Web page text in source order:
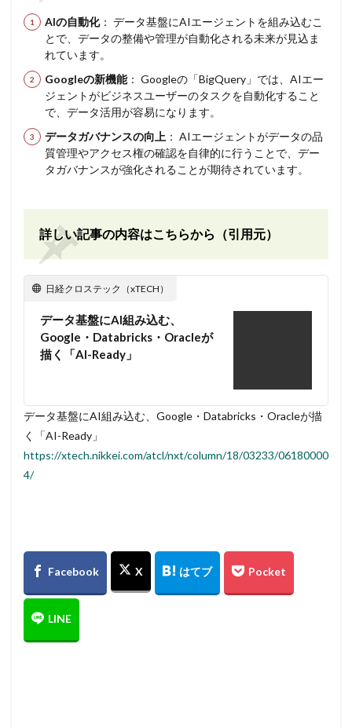
AIの自動化： データ基盤にAIエージェントを組み込むこ
とで、データの整備や管理が自動化される未来が見込ま
れています。
Googleの新機能： Googleの「BigQuery」では、AIエー
ジェントがビジネスユーザーのタスクを自動化すること
で、データ活用が容易になります。
データガバナンスの向上 ： AIエージェントがデータの品
質管理やアクセス権の確認を自律的に行うことで、デー
タガバナンスが強化されることが期待されています。
詳しい記事の内容はこちらから（引用元）
日経クロステック（xTECH）
データ基盤にAI組み込む、
Google・Databricks・Oracleが
描く「AI-Ready」
データ基盤にAI組み込む、Google・Databricks・Oracleが描
く「AI-Ready」
https://xtech.nikkei.com/atcl/nxt/column/18/03233/06180000
4/